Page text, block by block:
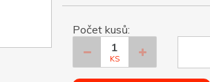
Počet kusů:
KS